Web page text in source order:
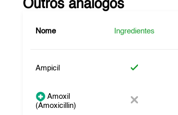
Outros análogos
Nome Ingredientes
Ampicil
Amoxil
(Amoxicillin)